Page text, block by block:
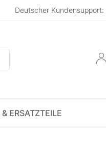
Deutscher Kundensupport:
ERSATZTEILE